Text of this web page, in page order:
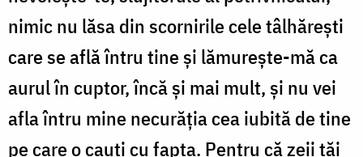
nimic nu lăsa din scornirile cele tâlhăreşti
care se află întru tine şi lămureşte-mă ca
aurul în cuptor, încă şi mai mult, şi nu vei
afla întru mine necurăţia cea iubită de tine
pe care o cauţi cu fapta. Pentru că zeii tăi